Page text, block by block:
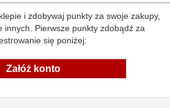
i zdobywaj punkty za swoje zakupy,
innych. Pierwsze punkty zdobądź za
się poniżej:
Załóż konto